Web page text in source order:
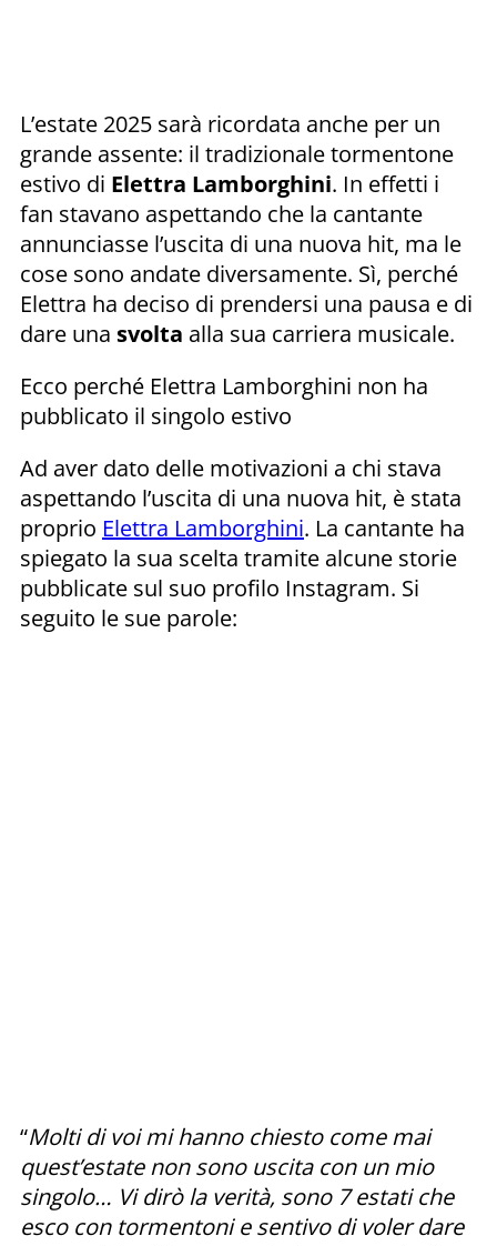
L’estate 2025 sarà ricordata anche per un
grande assente: il tradizionale tormentone
estivo di Elettra Lamborghini. In effetti i
fan stavano aspettando che la cantante
annunciasse l’uscita di una nuova hit, ma le
cose sono andate diversamente. Sì, perché
Elettra ha deciso di prendersi una pausa e di
dare una svolta alla sua carriera musicale.
Ecco perché Elettra Lamborghini non ha
pubblicato il singolo estivo
Ad aver dato delle motivazioni a chi stava
aspettando l’uscita di una nuova hit, è stata
proprio Elettra Lamborghini. La cantante ha
spiegato la sua scelta tramite alcune storie
pubblicate sul suo profilo Instagram. Si
seguito le sue parole:
“Molti di voi mi hanno chiesto come mai
quest’estate non sono uscita con un mio
singolo… Vi dirò la verità, sono 7 estati che
esco con tormentoni e sentivo di voler dare